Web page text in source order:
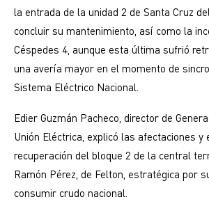
la entrada de la unidad 2 de Santa Cruz
concluir su mantenimiento, así como la
Céspedes 4, aunque esta última sufrió
una avería mayor en el momento de
Sistema Eléctrico Nacional.
Edier Guzmán Pacheco, director de
Unión Eléctrica, explicó las afectaciones y
recuperación del bloque 2 de la central
Ramón Pérez, de Felton, estratégica por
consumir crudo nacional.